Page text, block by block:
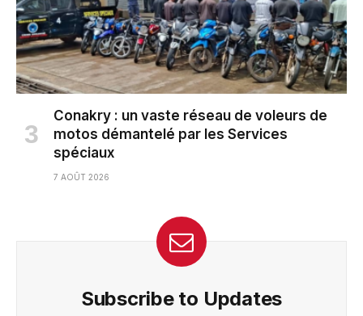
Conakry : un vaste réseau de voleurs de
motos démantelé par les Services
spéciaux
7 AOÛT 2026
Subscribe to Updates